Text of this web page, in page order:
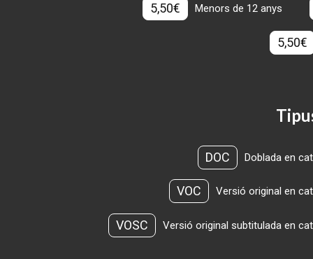
5,50€ Menors de 12 anys
5,50€
DOC Doblada en
VOC Versió original en
VOSC Versió original subtitulada en